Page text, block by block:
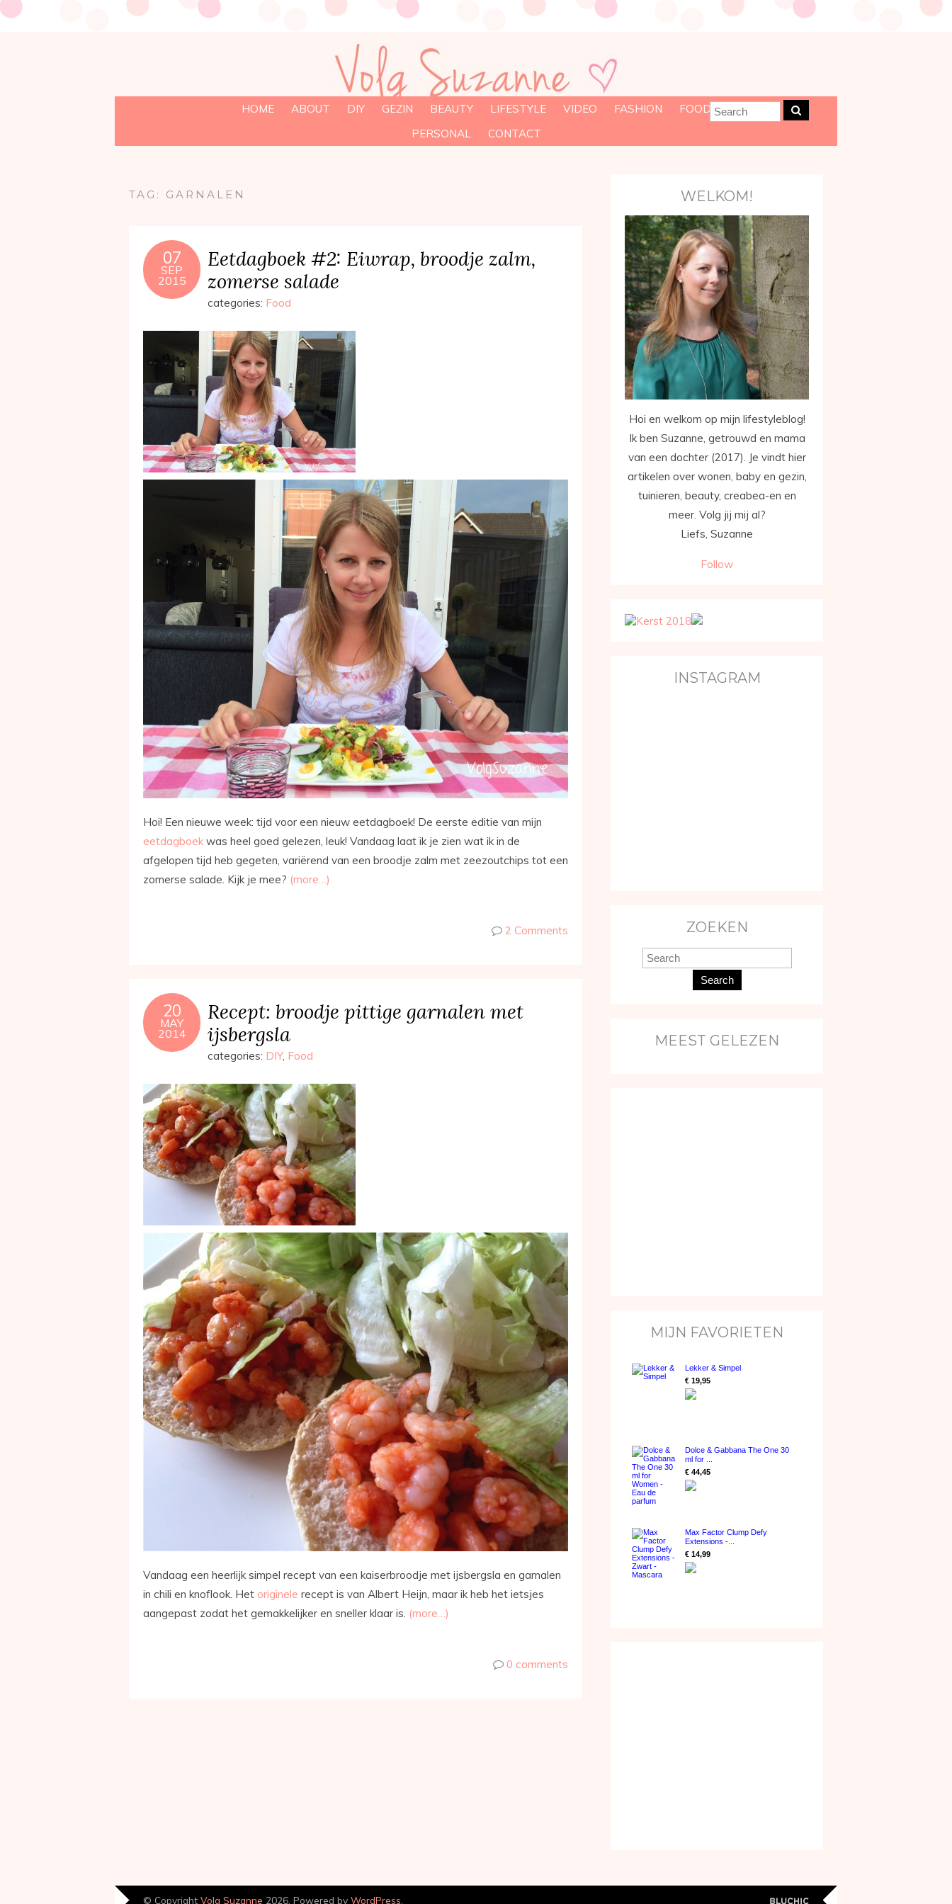
HOME ABOUT DIY GEZIN BEAUTY LIFESTYLE VIDEO FASHION
FOOD
PERSONAL
CONTACT
TAG: GARNALEN
07
SEP
2015
Eetdagboek #2: Eiwrap, broodje zalm,
zomerse salade
categories: Food
Hoi! Een nieuwe week: tijd voor een nieuw eetdagboek! De eerste editie van mijn
eetdagboek was heel goed gelezen, leuk! Vandaag laat ik je zien wat ik in de
afgelopen tijd heb gegeten, variërend van een broodje zalm met zeezoutchips tot een
zomerse salade. Kijk je mee? (more…)
2 Comments
20
MAY
2014
Recept: broodje pittige garnalen met
ijsbergsla
categories: DIY, Food
Vandaag een heerlijk simpel recept van een kaiserbroodje met ijsbergsla en garnalen
in chili en knoflook. Het originele recept is van Albert Heijn, maar ik heb het ietsjes
aangepast zodat het gemakkelijker en sneller klaar is. (more…)
0 comments
WELKOM!
Hoi en welkom op mijn lifestyleblog!
Ik ben Suzanne, getrouwd en mama
van een dochter (2017). Je vindt hier
artikelen over wonen, baby en gezin,
tuinieren, beauty, creabea-en en
meer. Volg jij mij al?
Liefs, Suzanne
Follow
INSTAGRAM
ZOEKEN
Search
MEEST GELEZEN
MIJN FAVORIETEN
Lekker & Simpel
€ 19,95
Dolce & Gabbana The One 30
ml for ...
€ 44,45
Max Factor Clump Defy
Extensions -...
€ 14,99
© Copyright Volg Suzanne 2026. Powered by WordPress